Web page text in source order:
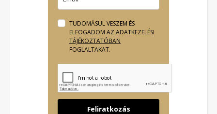
TUDOMÁSUL VESZEM ÉS
ELFOGADOM AZ ADATKEZELÉSI
TÁJÉKOZTATÓBAN
FOGLALTAKAT.
Feliratkozás